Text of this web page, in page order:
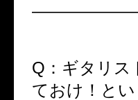
Q：ギタリス
ておけ！と